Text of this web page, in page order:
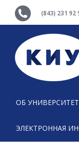
(843) 231 92
ОБ
ЭЛЕКТРОННАЯ